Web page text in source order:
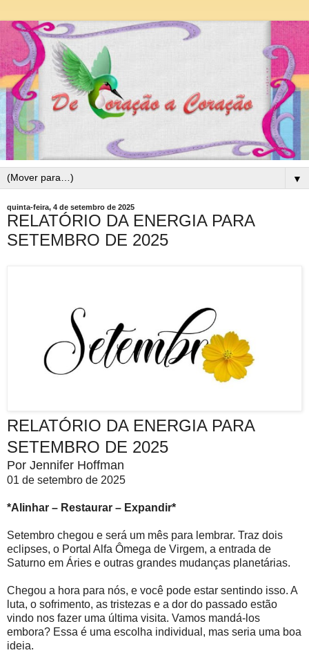
▼
quinta-feira, 4 de setembro de 2025
RELATÓRIO DA ENERGIA PARA
SETEMBRO DE 2025
RELATÓRIO DA ENERGIA PARA
SETEMBRO DE 2025
Por Jennifer Hoffman
01 de setembro de 2025
*Alinhar – Restaurar – Expandir*
Setembro chegou e será um mês para lembrar. Traz dois
eclipses, o Portal Alfa Ômega de Virgem, a entrada de
Saturno em Áries e outras grandes mudanças planetárias.
Chegou a hora para nós, e você pode estar sentindo isso. A
luta, o sofrimento, as tristezas e a dor do passado estão
vindo nos fazer uma última visita. Vamos mandá-los
embora? Essa é uma escolha individual, mas seria uma boa
ideia.